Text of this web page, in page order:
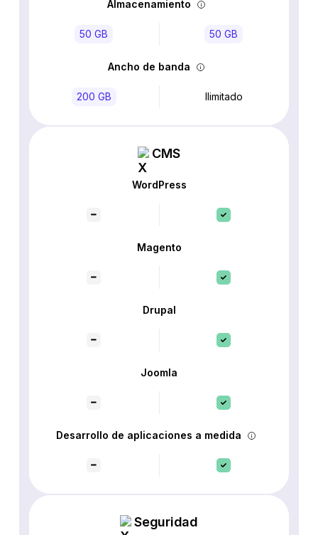
Almacenamiento
50 GB 50 GB
Ancho de banda
200 GB Ilimitado
CMS
WordPress
Magento
Drupal
Joomla
Desarrollo de aplicaciones a medida
Seguridad